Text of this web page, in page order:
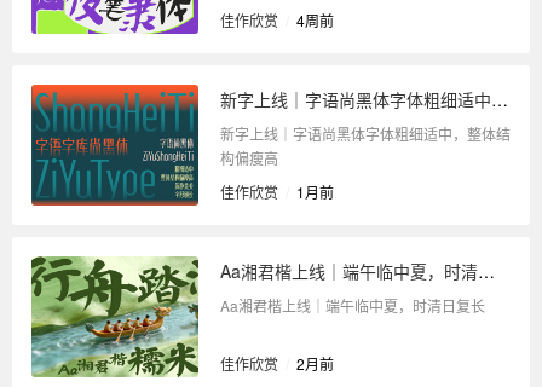
佳作欣赏 4周前
新字上线｜字语尚黑体字体粗细适中，整体结构偏瘦高
新字上线｜字语尚黑体字体粗细适中，整体结
构偏瘦高
佳作欣赏
1月前
Aa湘君楷上线｜端午临中夏，时清日复长
Aa湘君楷上线｜端午临中夏，时清日复长
佳作欣赏 2月前